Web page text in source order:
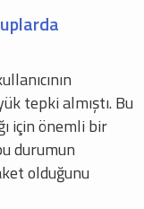
tepki almıştı. Bu
için önemli bir
durumun
olduğunu